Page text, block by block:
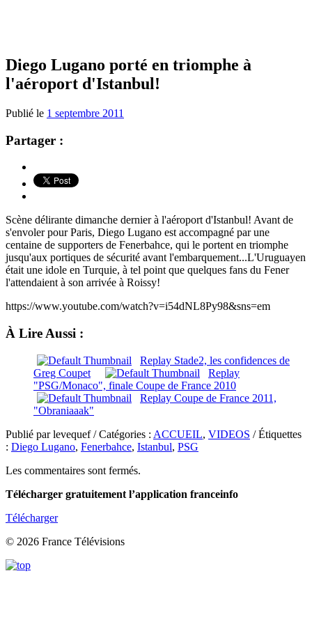
Diego Lugano porté en triomphe à
l'aéroport d'Istanbul!
Publié le 1 septembre 2011
Partager :
Scène délirante dimanche dernier à l'aéroport d'Istanbul! Avant de
s'envoler pour Paris, Diego Lugano est accompagné par une
centaine de supporters de Fenerbahce, qui le portent en triomphe
jusqu'aux portiques de sécurité avant l'embarquement...L'Uruguayen
était une idole en Turquie, à tel point que quelques fans du Fener
l'attendaient à son arrivée à Roissy!
https://www.youtube.com/watch?v=i54dNL8Py98&sns=em
À Lire Aussi :
Replay Stade2, les confidences de
Greg Coupet
Replay
"PSG/Monaco", finale Coupe de France 2010
Replay Coupe de France 2011,
"Obraniaaak"
Publié par levequef / Catégories : ACCUEIL, VIDEOS / Étiquettes
: Diego Lugano, Fenerbahce, Istanbul, PSG
Les commentaires sont fermés.
Télécharger gratuitement l’application franceinfo
Télécharger
© 2026 France Télévisions